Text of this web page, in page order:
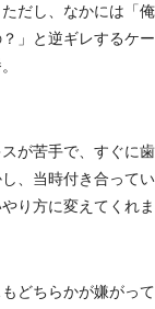
だし、なかには「
」と逆ギレするケ
が苦手で、すぐに
、当時付き合って
り方に変えてくれま
どちらかが嫌がっ